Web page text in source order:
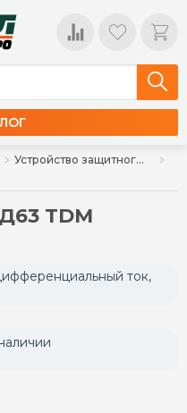
Устройство защитного отключения УЗО
TDM
ток,